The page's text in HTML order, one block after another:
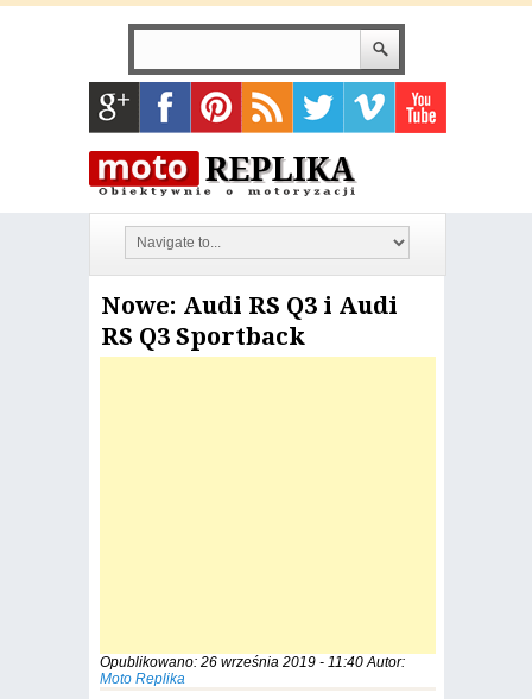
Nowe: Audi RS Q3 i Audi
RS Q3 Sportback
Opublikowano: 26 września 2019 - 11:40Autor:
Moto Replika